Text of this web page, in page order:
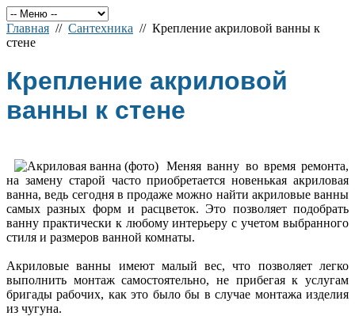
Главная // Сантехника // Крепление акриловой ванны к
стене
Крепление акриловой
ванны к стене
Меняя ванну во время ремонта,
на замену старой часто приобретается новенькая акриловая
ванна, ведь сегодня в продаже можно найти акриловые ванны
самых разных форм и расцветок. Это позволяет подобрать
ванну практически к любому интерьеру с учетом выбранного
стиля и размеров ванной комнаты.
Акриловые ванны имеют малый вес, что позволяет легко
выполнить монтаж самостоятельно, не прибегая к услугам
бригады рабочих, как это было бы в случае монтажа изделия
из чугуна.